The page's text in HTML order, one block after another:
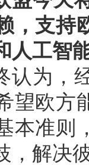
，支持
人工智
认为，
望欧方
本准则
，解决